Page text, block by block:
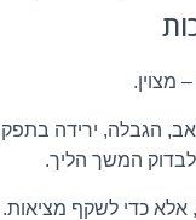
מצוין.
הגבלה, ירידה
המשך הליך.
אלא כדי לשקף מציאות.